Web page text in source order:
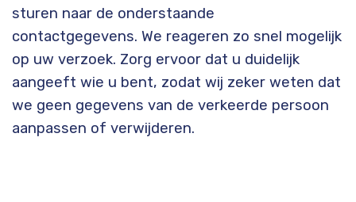
sturen naar de onderstaande
contactgegevens. We reageren zo snel mogelijk
op uw verzoek. Zorg ervoor dat u duidelijk
aangeeft wie u bent, zodat wij zeker weten dat
we geen gegevens van de verkeerde persoon
aanpassen of verwijderen.